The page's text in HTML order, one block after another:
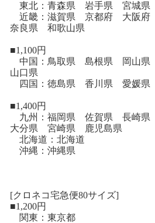
東北：青森県 岩手県 宮城県
近畿：滋賀県 京都府 大阪
奈良県 和歌山県
■1,100円
中国：鳥取県 島根県 岡山
山口県
四国：徳島県 香川県 愛媛県
■1,400円
九州：福岡県 佐賀県 長崎
大分県 宮崎県 鹿児島県
北海道：北海道
沖縄：沖縄県
[クロネコ宅急便80サイズ]
■1,200円
関東：東京都